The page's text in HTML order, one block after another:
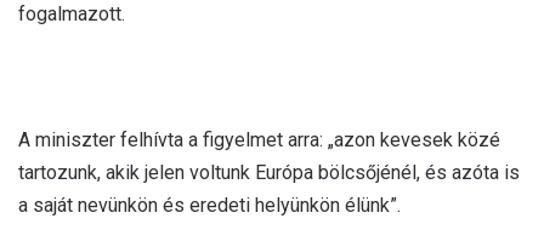
fogalmazott.
A miniszter felhívta a figyelmet arra: „azon kevesek közé
tartozunk, akik jelen voltunk Európa bölcsőjénél, és azóta is
a saját nevünkön és eredeti helyünkön élünk”.